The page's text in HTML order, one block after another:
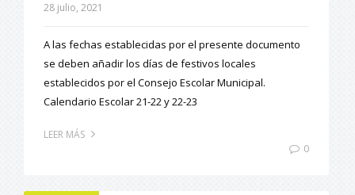
28 julio, 2021
A las fechas establecidas por el presente documento
se deben añadir los días de festivos locales
establecidos por el Consejo Escolar Municipal.
Calendario Escolar 21-22 y 22-23
LEER MÁS
0